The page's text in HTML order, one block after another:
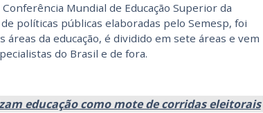
Mundial de Educação Superior da
políticas públicas elaboradas pelo Semesp, foi
da educação, é dividido em sete áreas e vem
do Brasil e de fora.
educação como mote de corridas eleitorais